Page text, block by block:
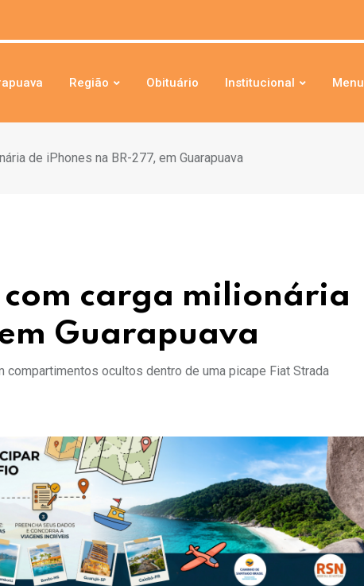
Região Obituário Institucional Menu
de iPhones na BR-277, em Guarapuava
com carga milionária
Guarapuava
ocultos dentro de uma picape Fiat Strada